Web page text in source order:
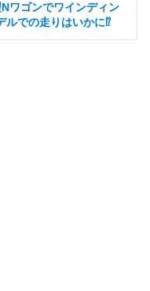
Nワゴンでワインディン
ルでの走りはいかに⁉︎